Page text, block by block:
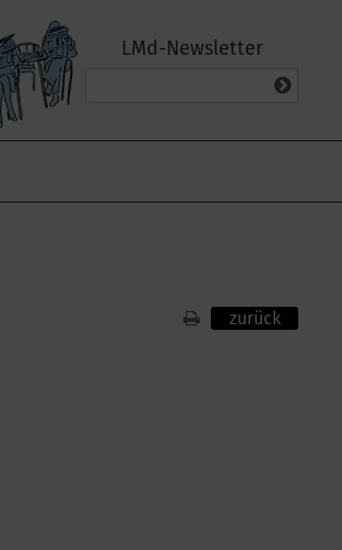
LMd-Newsletter
zurück